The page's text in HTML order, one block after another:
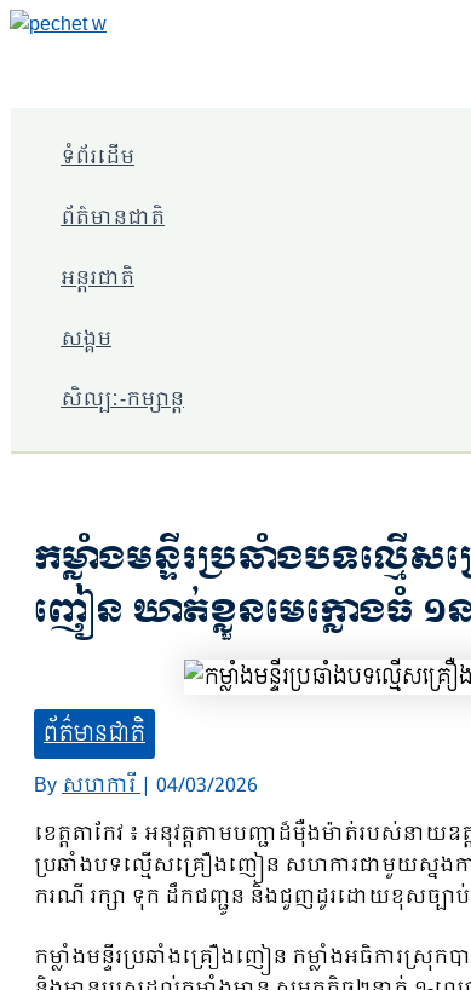
Skip
ទំព័រដើម
ព័ត៌មានជាតិ
អន្តរជាតិ
សង្គម
សិល្បៈ-កម្សាន្ត
កម្លាំងមន្ទីរប្រឆាំងបទល្ម
ញៀន ឃាត់ខ្លួនមេក្លោងធំ ១
ព័ត៌មានជាតិ
Byសហការី| 04/03/2026
ខេត្តតាកែវ ៖ អនុវត្តតាមបញ្ជាដ៏ម៉ឺងម៉ាត់របស់នា
ប្រឆាំងបទល្មើសគ្រឿងញៀន សហការជាមួយស្នងការ
ករណី រក្សា ទុក ដឹកជញ្ជូន និងជួញដូរដោយខុសច្បា
កម្លាំងមន្ទីរប្រឆាំងគ្រឿងញៀន កម្លាំងអធិការស្រុ